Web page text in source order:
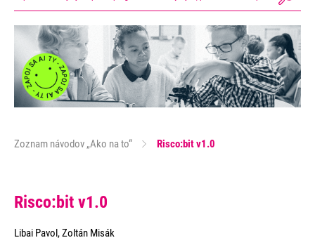
Zoznam návodov „Ako na to“ Risco:bit v1.0
Risco:bit v1.0
Libai Pavol, Zoltán Misák